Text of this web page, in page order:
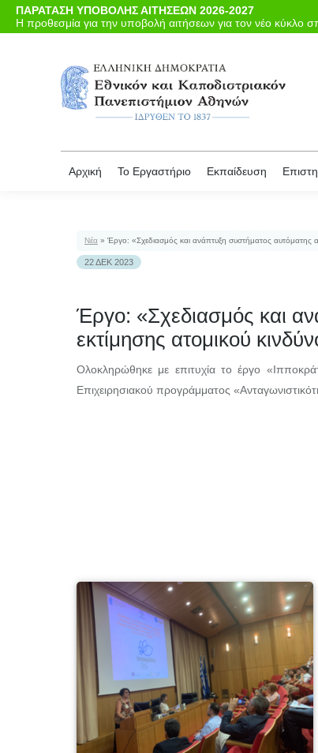
Αρχική Το Εργαστήριο Εκπαίδευση
Νέα » Έργο: «Σχεδιασμός και ανάπτυξη συστήματος αυτόματης
22 ΔΕΚ 2023
Έργο: «Σχεδιασμός και
εκτίμησης ατομικού
Ολοκληρώθηκε με επιτυχία το έργο
Επιχειρησιακού προγράμματος
ΠΑΡΑΤΑΣΗ ΥΠΟΒΟΛΗΣ ΑΙΤΗΣΕΩΝ 2026-2027
Η προθεσμία για την υποβολή αιτήσεων για τον νέο κύκλο